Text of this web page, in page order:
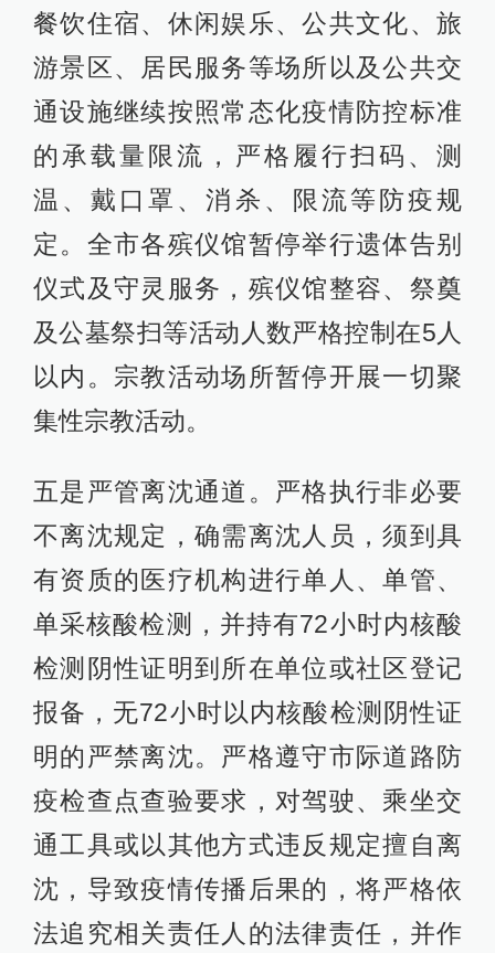
餐饮住宿、休闲娱乐、公共文化、旅
游景区、居民服务等场所以及公共交
通设施继续按照常态化疫情防控标准
的承载量限流，严格履行扫码、测
温、戴口罩、消杀、限流等防疫规
定。全市各殡仪馆暂停举行遗体告别
仪式及守灵服务，殡仪馆整容、祭奠
及公墓祭扫等活动人数严格控制在5人
以内。宗教活动场所暂停开展一切聚
集性宗教活动。
五是严管离沈通道。严格执行非必要
不离沈规定，确需离沈人员，须到具
有资质的医疗机构进行单人、单管、
单采核酸检测，并持有72小时内核酸
检测阴性证明到所在单位或社区登记
报备，无72小时以内核酸检测阴性证
明的严禁离沈。严格遵守市际道路防
疫检查点查验要求，对驾驶、乘坐交
通工具或以其他方式违反规定擅自离
沈，导致疫情传播后果的，将严格依
法追究相关责任人的法律责任，并作